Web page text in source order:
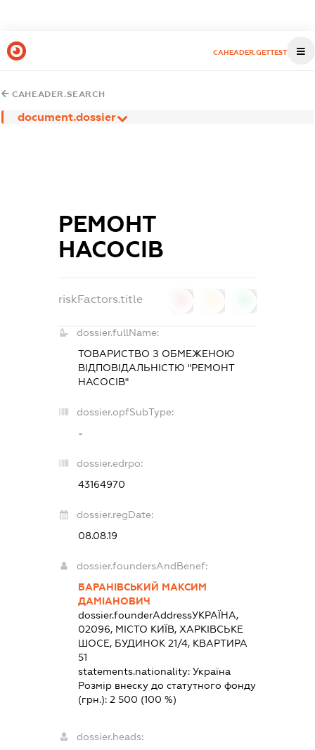
CAHEADER.GETTEST
CAHEADER.SEARCH
document.dossier
РЕМОНТ
НАСОСІВ
riskFactors.title
dossier.fullName:
ТОВАРИСТВО З ОБМЕЖЕНОЮ
ВІДПОВІДАЛЬНІСТЮ "РЕМОНТ
НАСОСІВ"
dossier.opfSubType:
-
dossier.edrpo:
43164970
dossier.regDate:
08.08.19
dossier.foundersAndBenef:
БАРАНІВСЬКИЙ МАКСИМ
ДАМІАНОВИЧ
dossier.founderAddressУКРАЇНА,
02096, МІСТО КИЇВ, ХАРКІВСЬКЕ
ШОСЕ, БУДИНОК 21/4, КВАРТИРА
51
statements.nationality:Україна
Розмір внеску до статутного фонду
(грн.):2 500 (100 %)
dossier.heads: